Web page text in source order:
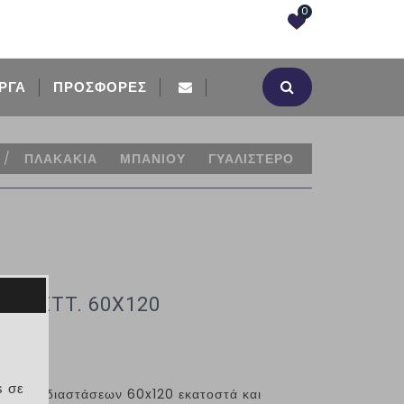
0
ΠΡΟΣΦΟΡΈΣ
/ ΠΛΑΚΑΚΙΑ ΜΠΑΝΙΟΥ ΓΥΑΛΙΣΤΕΡΟ
RETT. 60X120
διαστάσεων 60x120 εκατοστά και
σε